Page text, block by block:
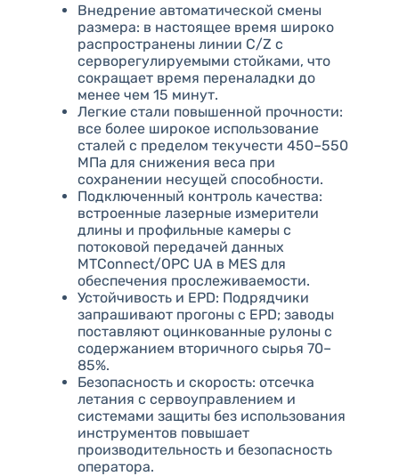
Внедрение автоматической смены
размера: в настоящее время широко
распространены линии C/Z с
серворегулируемыми стойками, что
сокращает время переналадки до
менее чем 15 минут.
Легкие стали повышенной прочности:
все более широкое использование
сталей с пределом текучести 450–550
МПа для снижения веса при
сохранении несущей способности.
Подключенный контроль качества:
встроенные лазерные измерители
длины и профильные камеры с
потоковой передачей данных
MTConnect/OPC UA в MES для
обеспечения прослеживаемости.
Устойчивость и EPD: Подрядчики
запрашивают прогоны с EPD; заводы
поставляют оцинкованные рулоны с
содержанием вторичного сырья 70–
85%.
Безопасность и скорость: отсечка
летания с сервоуправлением и
системами защиты без использования
инструментов повышает
производительность и безопасность
оператора.